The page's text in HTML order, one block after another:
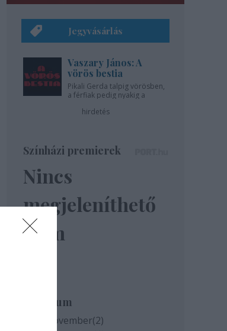
Jegyvásárlás
Vaszary János: A
vörös bestia
Pikali Gerda talpig vörösben,
a férfiak pedig nyakig a
hirdetés
Színházi premierek
Nincs
megjeleníthető
elem
Archívum
2020 november(2)